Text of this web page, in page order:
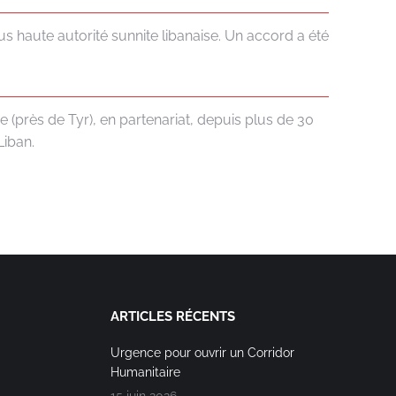
haute autorité sunnite libanaise. Un accord a été
(près de Tyr), en partenariat, depuis plus de 30
ARTICLES RÉCENTS
Urgence pour ouvrir un Corridor
Humanitaire